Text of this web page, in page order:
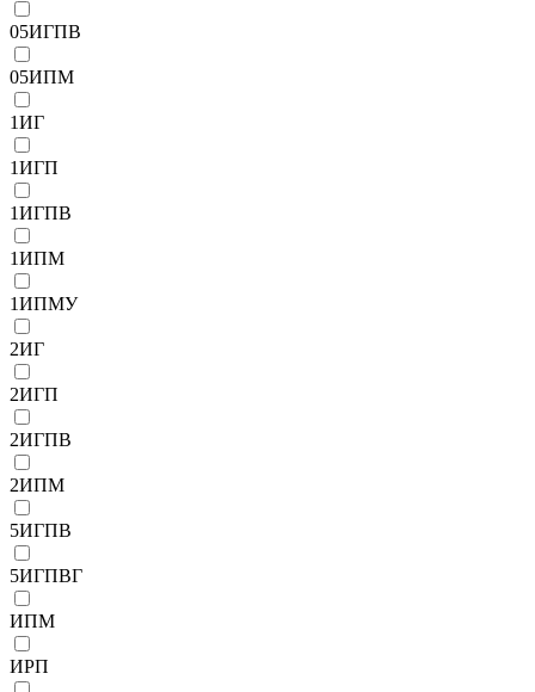
05ИГПВ
05ИПМ
1ИГ
1ИГП
1ИГПВ
1ИПМ
1ИПМУ
2ИГ
2ИГП
2ИГПВ
2ИПМ
5ИГПВ
5ИГПВГ
ИПМ
ИРП